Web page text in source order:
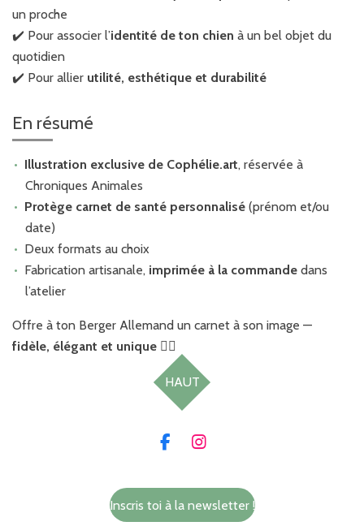
un proche
✔️ Pour associer l’identité de ton chien à un bel objet du
quotidien
✔️ Pour allier utilité, esthétique et durabilité
En résumé
Illustration exclusive de Cophélie.art, réservée à
Chroniques Animales
Protège carnet de santé personnalisé(prénom et/ou
date)
Deux formats au choix
Fabrication artisanale, imprimée à la commandedans
l’atelier
Offre à ton Berger Allemand un carnet à son image —
fidèle, élégant et unique 🐕‍🦺
HAUT
F
b
I
a
Inscris toi à la newsletter !